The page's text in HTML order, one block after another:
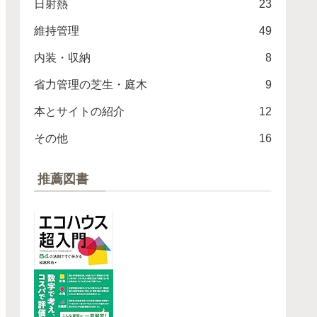
日射熱 23
維持管理 49
内装・収納 8
省力管理の芝生・庭木 9
本とサイトの紹介 12
その他 16
推薦図書